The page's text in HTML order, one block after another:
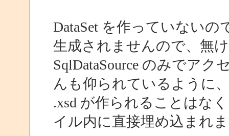
DataSet を作っていない
生成されませんので、無
SqlDataSource のみでアク
んも仰られているように
.xsd が作られることはな
イル内に直接埋め込まれ